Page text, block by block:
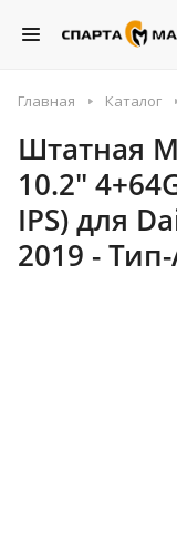
Главная Каталог
Штатная
10.2"
IPS) для
2019 -